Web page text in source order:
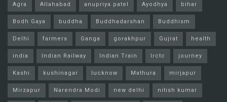
Agra Allahabad anupriya patel Ayodhya bihar
Bodh Gaya buddha Buddhadarshan Buddhism
Delhi farmers Ganga gorakhpur Gujrat health
india Indian Railway Indian Train Irctc journey
Kashi kushinagar lucknow Mathura mirjapur
Mirzapur Narendra Modi new delhi nitish kumar